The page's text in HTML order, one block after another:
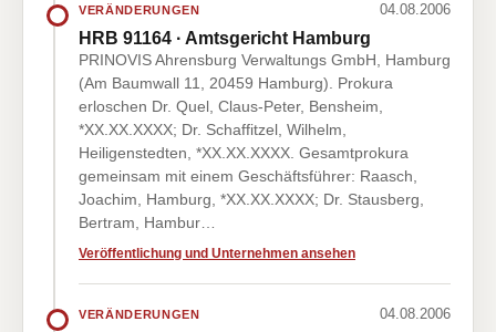
VERÄNDERUNGEN 04.08.2006
HRB 91164 · Amtsgericht Hamburg
PRINOVIS Ahrensburg Verwaltungs GmbH, Hamburg
(Am Baumwall 11, 20459 Hamburg). Prokura
erloschen Dr. Quel, Claus-Peter, Bensheim,
*XX.XX.XXXX; Dr. Schaffitzel, Wilhelm,
Heiligenstedten, *XX.XX.XXXX. Gesamtprokura
gemeinsam mit einem Geschäftsführer: Raasch,
Joachim, Hamburg, *XX.XX.XXXX; Dr. Stausberg,
Bertram, Hambur…
Veröffentlichung und Unternehmen ansehen
VERÄNDERUNGEN 04.08.2006